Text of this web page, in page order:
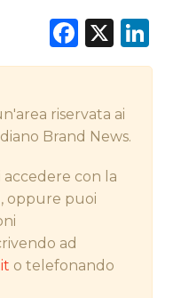
X
riservata ai
Brand News.
accedere con la
oppure puoi
ad
o telefonando